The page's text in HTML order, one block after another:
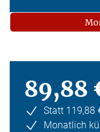
89,88
Statt 119,88
Monatlich